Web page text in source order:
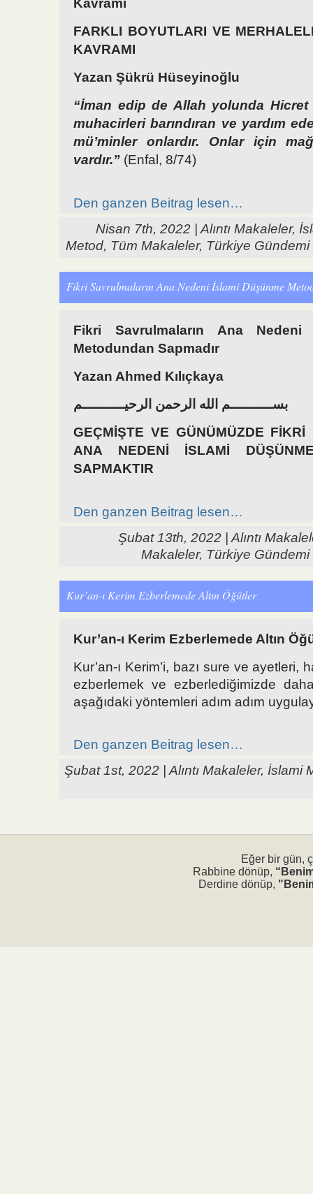
Kavramı
FARKLI BOYUTLARI VE
KAVRAMI
Yazan Şükrü Hüseyinoğlu
“İman edip de Allah yolunda Hicret
muhacirleri barındıran ve yardım
mü’minler onlardır. Onlar için
vardır.” (Enfal, 8/74)
Den ganzen Beitrag lesen…
Nisan 7th, 2022 | Alıntı Makaleler,
Metod, Tüm Makaleler, Türkiye Gündemi
Fikri Savrulmaların Ana Nedeni İslami Düşünme
Fikri Savrulmaların Ana Nedeni
Metodundan Sapmadır
Yazan Ahmed Kılıçkaya
بســــــــــم الله الرحمن الرحيــــــــــم
GEÇMİŞTE VE GÜNÜMÜZDE FİKRİ
ANA NEDENİ İSLAMİ
SAPMAKTIR
Den ganzen Beitrag lesen…
Şubat 13th, 2022 | Alıntı
Makaleler, Türkiye Gündemi
Kur’an-ı Kerim Ezberlemede Altın Öğütler
Kur’an-ı Kerim Ezberlemede Altın
Kur’an-ı Kerim’i, bazı sure ve ayetleri,
ezberlemek ve ezberlediğimizde
aşağıdaki yöntemleri adım adım
Den ganzen Beitrag lesen…
Şubat 1st, 2022 | Alıntı Makaleler, İslami
Eğer bir gün,
Rabbine dönüp,
Derdine dönüp,